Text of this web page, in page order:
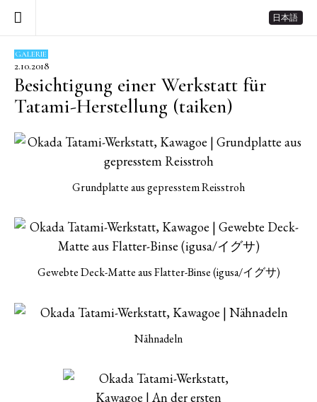
日本語
GALERIE
2.10.2018
Besichtigung einer Werkstatt für
Tatami-Herstellung (taiken)
Grundplatte aus gepresstem Reisstroh
Gewebte Deck-Matte aus Flatter-Binse (igusa/イグサ)
Nähnadeln